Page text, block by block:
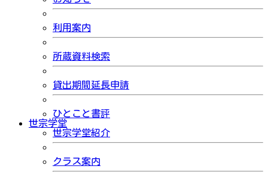
利用案内
所蔵資料検索
貸出期間延長申請
ひとこと書評
世宗学堂
世宗学堂紹介
クラス案内